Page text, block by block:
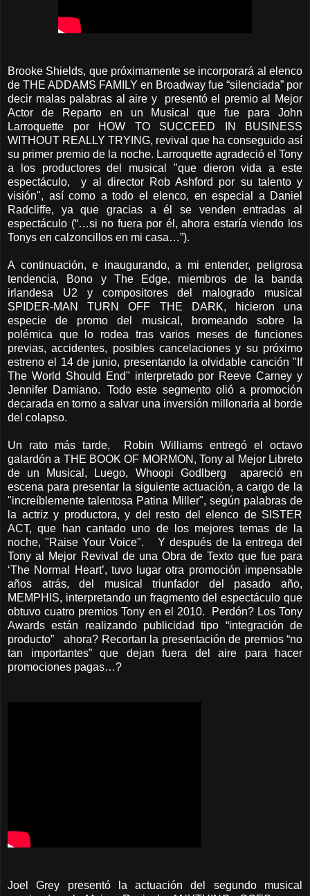
Brooke Shields, que próximamente se incorporará al elenco
de THE ADDAMS FAMILY en Broadway fue “silenciada” por
decir malas palabras al aire y presentó el premio al Mejor
Actor de Reparto en un Musical que fue para John
Larroquette por HOW TO SUCCEED IN BUSINESS
WITHOUT REALLY TRYING, revival que ha conseguido así
su primer premio de la noche. Larroquette agradeció el Tony
a los productores del musical "que dieron vida a este
espectáculo, y al director Rob Ashford por su talento y
visión", así como a todo el elenco, en especial a Daniel
Radcliffe, ya que gracias a él se venden entradas al
espectáculo (“…si no fuera por él, ahora estaría viendo los
Tonys en calzoncillos en mi casa…”).
A continuación, e inaugurando, a mi entender, peligrosa
tendencia, Bono y The Edge, miembros de la banda
irlandesa U2 y compositores del malogrado musical
SPIDER-MAN TURN OFF THE DARK, hicieron una
especie de promo del musical, bromeando sobre la
polémica que lo rodea tras varios meses de funciones
previas, accidentes, posibles cancelaciones y su próximo
estreno el 14 de junio, presentando la olvidable canción "If
The World Should End" interpretado por Reeve Carney y
Jennifer Damiano. Todo este segmento olió a promoción
decarada en torno a salvar una inversión millonaria al borde
del colapso.
Un rato más tarde, Robin Williams entregó el octavo
galardón a THE BOOK OF MORMON, Tony al Mejor Libreto
de un Musical, Luego, Whoopi Godlberg apareció en
escena para presentar la siguiente actuación, a cargo de la
"increíblemente talentosa Patina Miller", según palabras de
la actriz y productora, y del resto del elenco de SISTER
ACT, que han cantado uno de los mejores temas de la
noche, "Raise Your Voice". Y después de la entrega del
Tony al Mejor Revival de una Obra de Texto que fue para
‘The Normal Heart’, tuvo lugar otra promoción impensable
años atrás, del musical triunfador del pasado año,
MEMPHIS, interpretando un fragmento del espectáculo que
obtuvo cuatro premios Tony en el 2010. Perdón? Los Tony
Awards están realizando publicidad tipo “integración de
producto” ahora? Recortan la presentación de premios “no
tan importantes” que dejan fuera del aire para hacer
promociones pagas…?
Joel Grey presentó la actuación del segundo musical